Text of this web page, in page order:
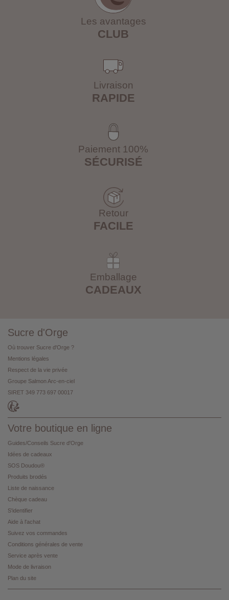
Les avantages
CLUB
Livraison
RAPIDE
Paiement 100%
SÉCURISÉ
Retour
FACILE
Emballage
CADEAUX
Sucre d'Orge
Où trouver Sucre d'Orge ?
Mentions légales
Respect de la vie privée
Groupe Salmon Arc-en-ciel
SIRET 349 773 697 00017
Votre boutique en ligne
Guides/Conseils Sucre d'Orge
Idées de cadeaux
SOS Doudou®
Produits brodés
Liste de naissance
Chèque cadeau
S'identifier
Aide à l'achat
Suivez vos commandes
Conditions générales de vente
Service après vente
Mode de livraison
Plan du site